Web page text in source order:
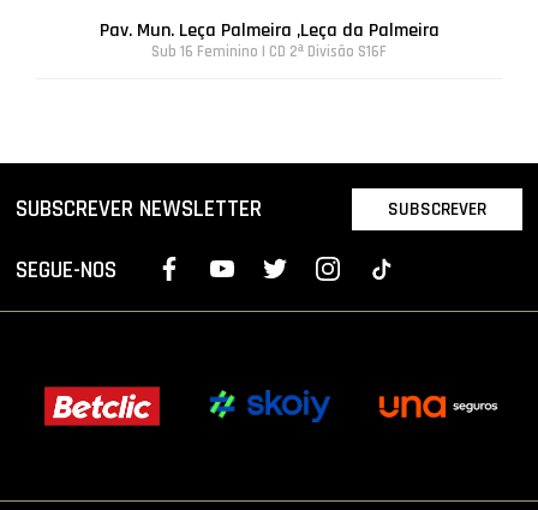
Pav. Mun. Leça Palmeira ,Leça da Palmeira
Sub 16 Feminino | CD 2ª Divisão S16F
SUBSCREVER NEWSLETTER SUBSCREVER
SEGUE-NOS